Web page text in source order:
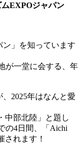
EXPOジャパン
」を知っています
が一堂に会する、年
2025年はなんと愛
中部北陸」と題し
の4日間、「Aichi
されます！